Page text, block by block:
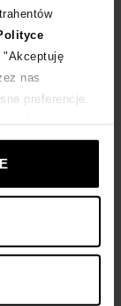
"Akceptuję
nas
preferencje